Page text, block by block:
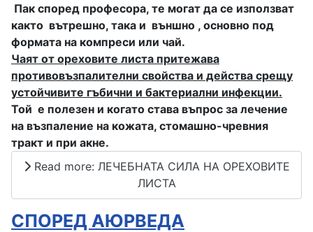
Пак според професора, те могат да се използват
както вътрешно, така и външно , основно под
формата на компреси или чай.
Чаят от ореховите листа притежава
противовъзпалителни свойства и действа срещу
устойчивите гъбични и бактериални инфекции.
Той е полезен и когато става въпрос за лечение
на възпаление на кожата, стомашно-чревния
тракт и при акне.
Read more: ЛЕЧЕБНАТА СИЛА НА ОРЕХОВИТЕ
ЛИСТА
СПОРЕД АЮРВЕДА